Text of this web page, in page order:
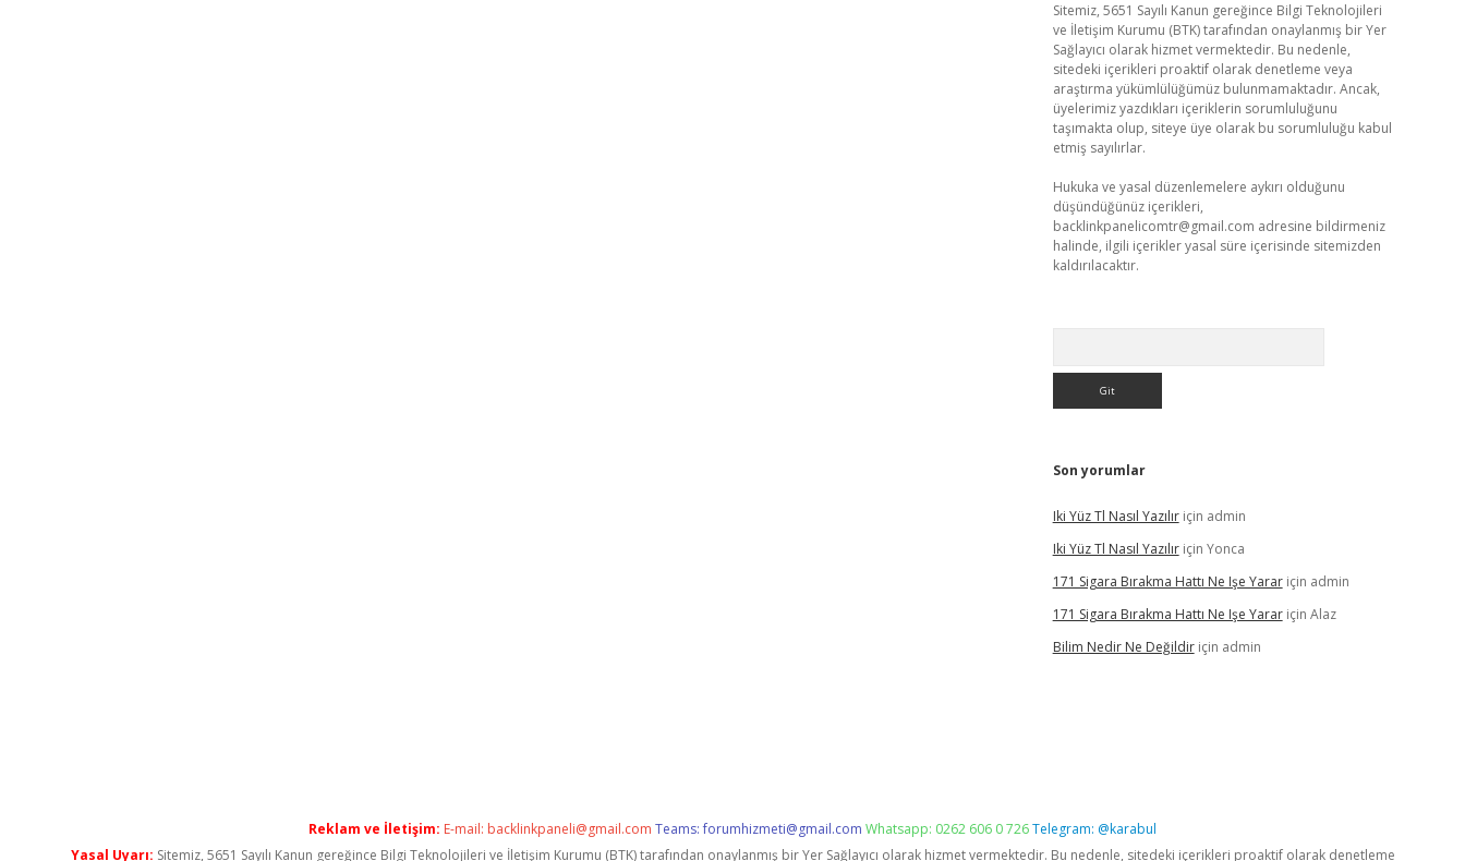
Sitemiz, 5651 Sayılı Kanun gereğince Bilgi Teknolojileri
ve İletişim Kurumu (BTK) tarafından onaylanmış bir Yer
Sağlayıcı olarak hizmet vermektedir. Bu nedenle,
sitedeki içerikleri proaktif olarak denetleme veya
araştırma yükümlülüğümüz bulunmamaktadır. Ancak,
üyelerimiz yazdıkları içeriklerin sorumluluğunu
taşımakta olup, siteye üye olarak bu sorumluluğu kabul
etmiş sayılırlar.
Hukuka ve yasal düzenlemelere aykırı olduğunu
düşündüğünüz içerikleri,
backlinkpanelicomtr@gmail.com adresine bildirmeniz
halinde, ilgili içerikler yasal süre içerisinde sitemizden
kaldırılacaktır.
Son yorumlar
Iki Yüz Tl Nasıl Yazılıriçin admin
Iki Yüz Tl Nasıl Yazılıriçin Yonca
171 Sigara Bırakma Hattı Ne Işe Yarariçin admin
171 Sigara Bırakma Hattı Ne Işe Yarariçin Alaz
Bilim Nedir Ne Değildiriçin admin
Reklam ve İletişim: E-mail: backlinkpaneli@gmail.com Teams:forumhizmeti@gmail.com Whatsapp: 0262 606 0 726Telegram: @karabul
Yasal Uyarı: Sitemiz, 5651 Sayılı Kanun gereğince Bilgi Teknolojileri ve İletişim Kurumu (BTK) tarafından onaylanmış bir Yer Sağlayıcı olarak hizmet vermektedir. Bu nedenle, sitedeki içerikleri proaktif olarak denetleme